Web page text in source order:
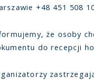
+48 451 508
że osoby
do recepcji